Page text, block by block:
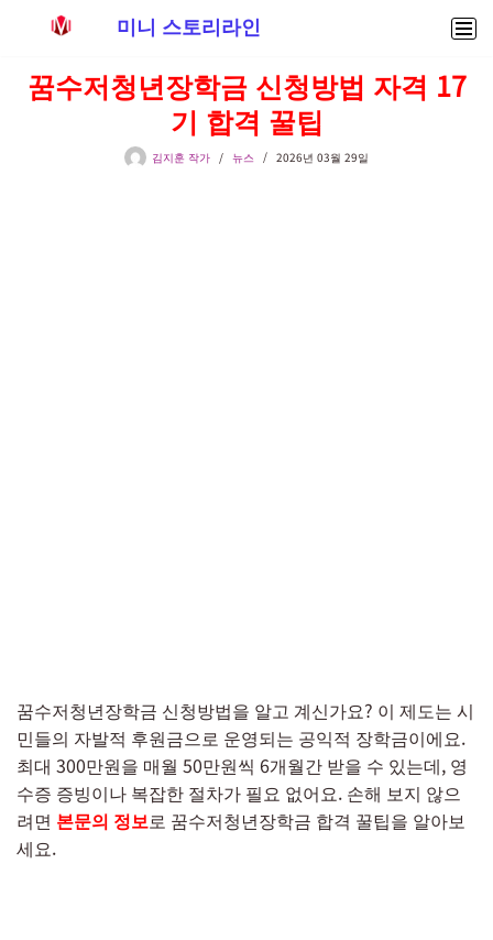
텐
미니 스토리라인
꿈수저청년장학금 신청방법 자격 17
기 합격 꿀팁
김지훈 작가 뉴스 2026년 03월 29일
꿈수저청년장학금 신청방법을 알고 계신가요? 이 제도는 시
민들의 자발적 후원금으로 운영되는 공익적 장학금이에요.
최대 300만원을 매월 50만원씩 6개월간 받을 수 있는데, 영
수증 증빙이나 복잡한 절차가 필요 없어요. 손해 보지 않으
려면 본문의 정보로 꿈수저청년장학금 합격 꿀팁을 알아보
세요.